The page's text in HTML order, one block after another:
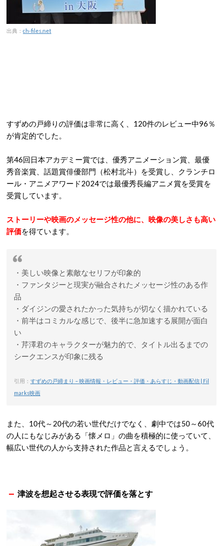
出典： ch-files.net
すずめの戸締りの評価は非常に高く、120件のレビュー中96％
が肯定的でした。
第46回日本アカデミー賞では、優秀アニメーション賞、最優
秀音楽賞、話題賞俳優部門（松村北斗）を受賞し、クランチロ
ール・アニメアワード2024では最優秀長編アニメ賞を受賞を
受賞しています。
ストーリーや映画のメッセージ性の他に、映像の美しさも高い
評価を得ています。
・美しい映像と素敵なセリフが印象的
・ファンタジーと現実が融合されたメッセージ性のある作
品
・ダイジンの愛されたかった気持ちが切なく描かれている
・前半はコミカルな感じで、後半に急加速する展開が面白
い
・芹澤君のキャラクターが魅力的で、タイトル出るまでの
シークエンスが印象に残る
引用： すずめの戸締まり – 映画情報・レビュー・評価・あらすじ・動画配信 | Fil
marks映画
また、10代～20代の若い世代だけでなく、劇中では50～60代
の人にもなじみがある「懐メロ」の曲を積極的に使っていて、
幅広い世代の人から支持された作品と言えるでしょう。
津波を想起させる表現で評価を落とす